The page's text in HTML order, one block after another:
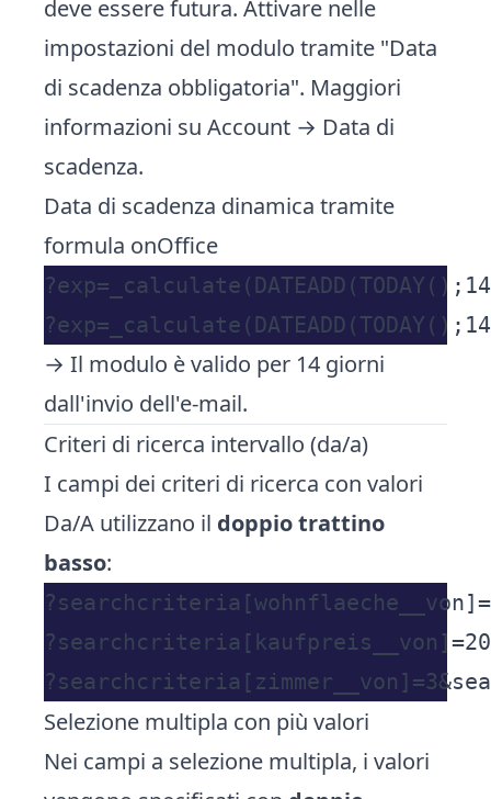
deve essere futura. Attivare nelle
impostazioni del modulo tramite "Data
di scadenza obbligatoria". Maggiori
informazioni su Account → Data di
scadenza.
Data di scadenza dinamica tramite
formula onOffice
→ Il modulo è valido per 14 giorni
dall'invio dell'e-mail.
Criteri di ricerca intervallo (da/a)
I campi dei criteri di ricerca con valori
Da/A utilizzano il doppio trattino
basso:
Selezione multipla con più valori
Nei campi a selezione multipla, i valori